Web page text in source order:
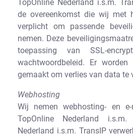
TopOnline Nederland i.s.m.
de overeenkomst die wij met
verplicht om passende
nemen. Deze
toepassing van SSL-
wachtwoordbeleid. Er worden
gemaakt om verlies van data te
Webhosting
Wij nemen webhosting- en
TopOnline Nederland i.s.m.
Nederland i.s.m. TransIP